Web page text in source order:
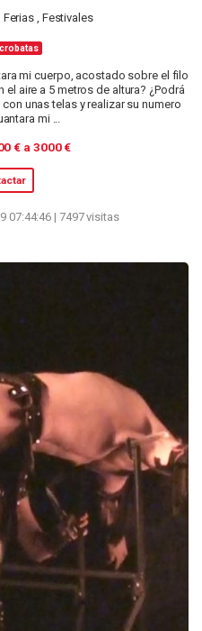
Ferias , Festivales
mi cuerpo, acostado sobre el filo
aire a 5 metros de altura? ¿Podrá
unas telas y realizar su numero
mi ...
€ a 3000 €
07:44:46 | 7497 visitas